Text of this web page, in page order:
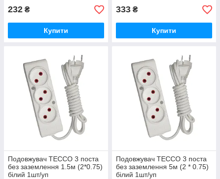
232 ₴
Купити
333 ₴
Купити
Подовжувач TECCO 3 поста
без заземлення 1.5м (2*0.75)
білий 1шт/уп
Подовжувач TECCO 3 поста
без заземлення 5м (2 * 0.75)
білий 1шт/уп